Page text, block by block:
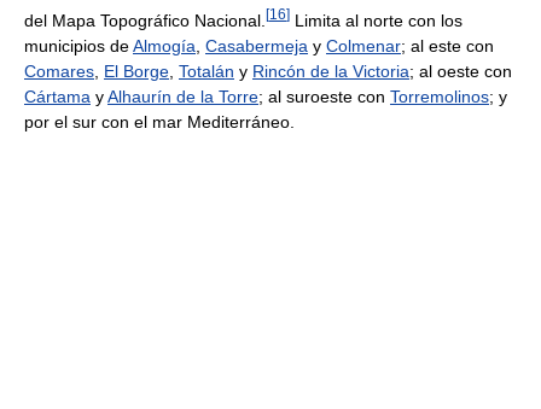
del Mapa Topográfico Nacional. [16] Limita al norte con los
municipios deAlmogía Casabermeja y Colmenar; al este con
Comares El Borge Totalán y Rincón de la Victoria; al oeste con
Cártama yAlhaurín de la Torre; al suroeste con Torremolinos; y
por el sur con el mar Mediterráneo.